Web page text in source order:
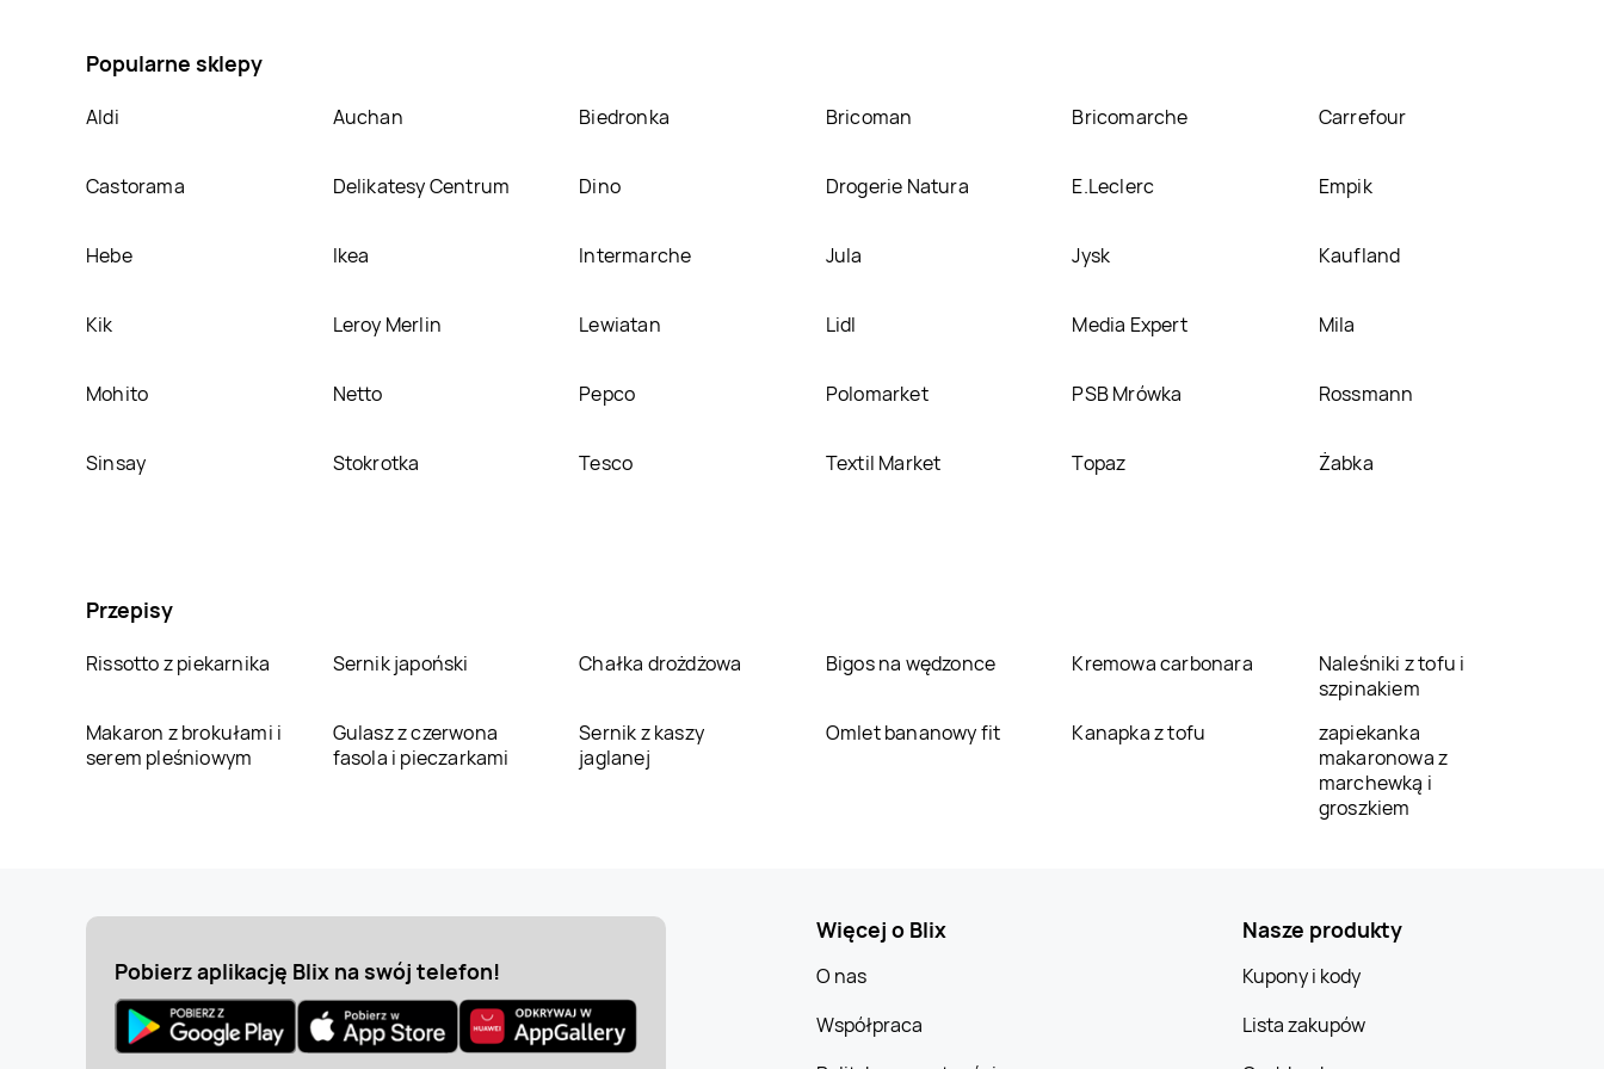
Popularne sklepy
Aldi Auchan Biedronka Bricoman Bricomarche Carrefour
Castorama Delikatesy Centrum Dino Drogerie Natura E.Leclerc Empik
Hebe Ikea Intermarche Jula Jysk Kaufland
Kik Leroy Merlin Lewiatan Lidl Media Expert Mila
Mohito Netto Pepco Polomarket PSB Mrówka Rossmann
Sinsay Stokrotka Tesco Textil Market Topaz Żabka
Przepisy
Rissotto z piekarnika Sernik japoński Chałka drożdżowa Bigos na wędzonce Kremowa carbonara
Naleśniki z tofu i
szpinakiem
Makaron z brokułami i
serem pleśniowym
Gulasz z czerwona
fasola i pieczarkami
Sernik z kaszy
jaglanej
Omlet bananowy fit Kanapka z tofu
zapiekanka
makaronowa z
marchewką i
groszkiem
Pobierz aplikację Blix na swój telefon!
Więcej o Blix
O nas
Współpraca
Nasze produkty
Kupony i kody
Lista zakupów